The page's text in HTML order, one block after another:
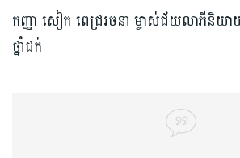
កញ្ញា សៀក ពេជ្ររចនា ម្ចាស់ជ័យលាភីនិយ
ថ្នាំជក់